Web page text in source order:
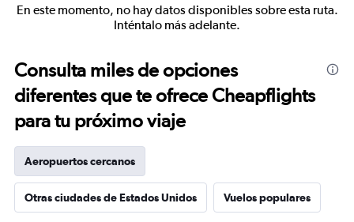
En este momento, no hay datos disponibles sobre esta ruta.
Inténtalo más adelante.
Consulta miles de opciones
diferentes que te ofrece Cheapflights
para tu próximo viaje
Aeropuertos cercanos
Otras ciudades de Estados Unidos Vuelos populares